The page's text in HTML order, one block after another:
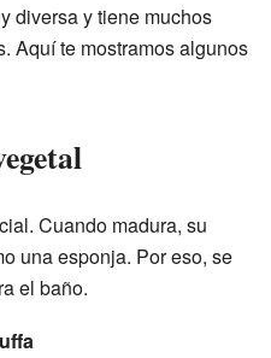
diversa y tiene muchos
Aquí te mostramos algunos
Cuando madura, su
una esponja. Por eso, se
el baño.